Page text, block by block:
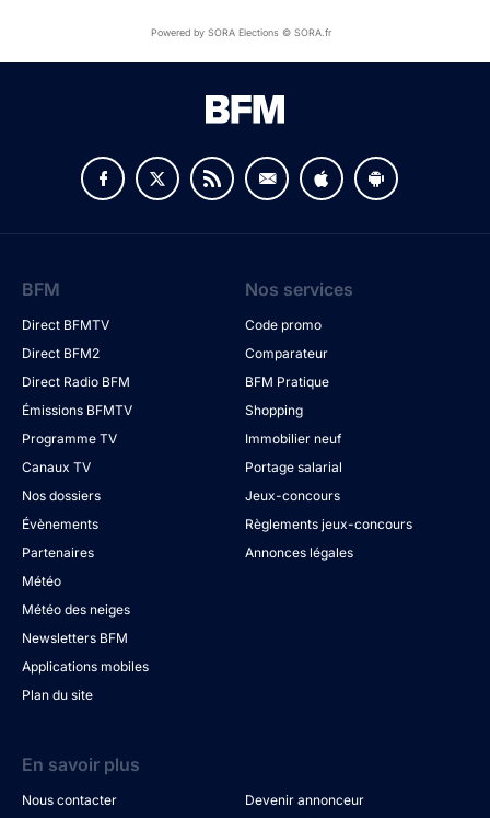
Powered by SORA Elections © SORA.fr
BFM
Direct BFMTV
Direct BFM2
Direct Radio BFM
Émissions BFMTV
Programme TV
Canaux TV
Nos dossiers
Évènements
Partenaires
Météo
Météo des neiges
Newsletters BFM
Applications mobiles
Plan du site
Nos services
Code promo
Comparateur
BFM Pratique
Shopping
Immobilier neuf
Portage salarial
Jeux-concours
Règlements jeux-concours
Annonces légales
En savoir plus
Nous contacter
Devenir annonceur